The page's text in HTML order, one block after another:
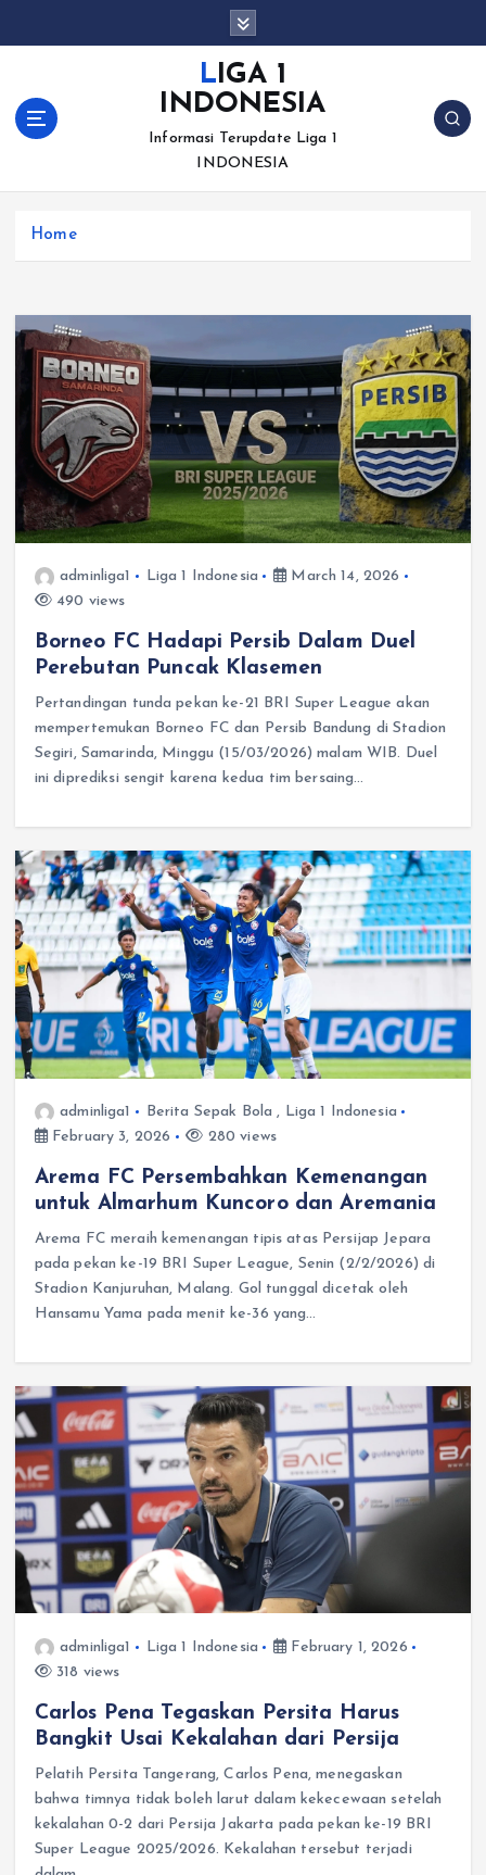
LIGA 1
INDONESIA
Informasi Terupdate Liga 1
INDONESIA
Home
adminliga1 Liga 1 Indonesia
March 14, 2026
490 views
Borneo FC Hadapi Persib Dalam Duel
Perebutan Puncak Klasemen
Pertandingan tunda pekan ke-21 BRI Super League akan
mempertemukan Borneo FC dan Persib Bandung di Stadion
Segiri, Samarinda, Minggu (15/03/2026) malam WIB. Duel
ini diprediksi sengit karena kedua tim bersaing…
adminliga1 Berita Sepak Bola , Liga 1 Indonesia
February 3, 2026
280 views
Arema FC Persembahkan Kemenangan
untuk Almarhum Kuncoro dan Aremania
Arema FC meraih kemenangan tipis atas Persijap Jepara
pada pekan ke-19 BRI Super League, Senin (2/2/2026) di
Stadion Kanjuruhan, Malang. Gol tunggal dicetak oleh
Hansamu Yama pada menit ke-36 yang…
adminliga1 Liga 1 Indonesia
February 1, 2026
318 views
Carlos Pena Tegaskan Persita Harus
Bangkit Usai Kekalahan dari Persija
Pelatih Persita Tangerang, Carlos Pena, menegaskan
bahwa timnya tidak boleh larut dalam kekecewaan setelah
kekalahan 0-2 dari Persija Jakarta pada pekan ke-19 BRI
Super League 2025/2026. Kekalahan tersebut terjadi